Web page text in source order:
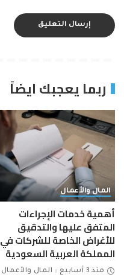
ربما يعجبك ايضاً
المال والأعمال
أهمية خدمات الإجراءات
المتفق عليها والتدقيق
للأغراض الخاصة للشركات في
المملكة العربية السعودية
منذ 3 أسابيع المال والأعمال